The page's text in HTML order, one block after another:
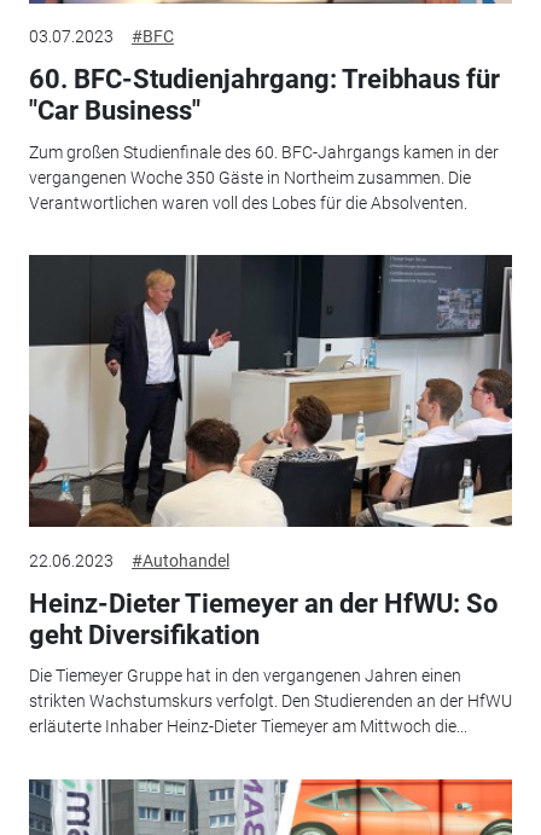
03.07.2023 #BFC
60. BFC-Studienjahrgang: Treibhaus für
"Car Business"
Zum großen Studienfinale des 60. BFC-Jahrgangs kamen in der
vergangenen Woche 350 Gäste in Northeim zusammen. Die
Verantwortlichen waren voll des Lobes für die Absolventen.
22.06.2023 #Autohandel
Heinz-Dieter Tiemeyer an der HfWU: So
geht Diversifikation
Die Tiemeyer Gruppe hat in den vergangenen Jahren einen
strikten Wachstumskurs verfolgt. Den Studierenden an der HfWU
erläuterte Inhaber Heinz-Dieter Tiemeyer am Mittwoch die...